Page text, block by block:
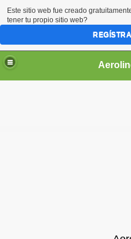
Este sitio web fue creado
tener tu propio sitio web?